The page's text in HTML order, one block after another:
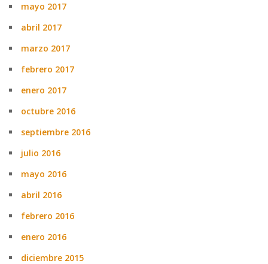
mayo 2017
abril 2017
marzo 2017
febrero 2017
enero 2017
octubre 2016
septiembre 2016
julio 2016
mayo 2016
abril 2016
febrero 2016
enero 2016
diciembre 2015